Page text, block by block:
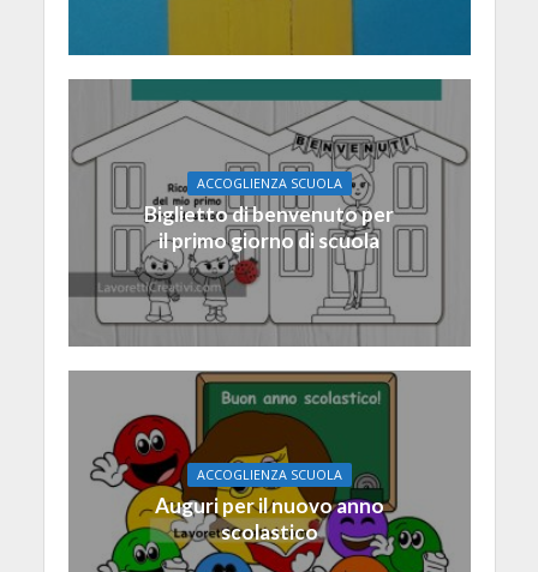
ACCOGLIENZA SCUOLA
Biglietto di benvenuto per
il primo giorno di scuola
ACCOGLIENZA SCUOLA
Auguri per il nuovo anno
scolastico